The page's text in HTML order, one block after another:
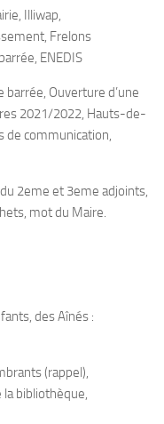
Illiwap,
Frelons
ENEDIS
barrée, Ouverture d’une
2021/2022, Hauts-de-
de communication,
2eme et 3eme adjoints,
mot du Maire.
des Aînés :
(rappel),
bibliothèque,